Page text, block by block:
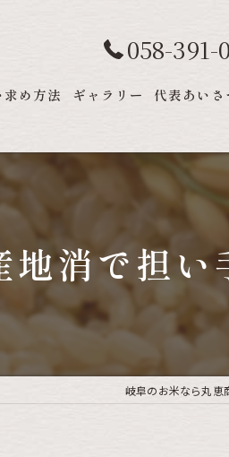
058-391-
求め方法 ギャラリー 代表あいさ
消で担
岐阜のお米なら丸恵